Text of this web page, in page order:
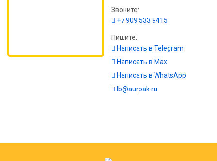
Звоните:
+7 909 533 9415
Пишите:
Написать в Telegram
Написать в Max
Написать в WhatsApp
lb@aurpak.ru